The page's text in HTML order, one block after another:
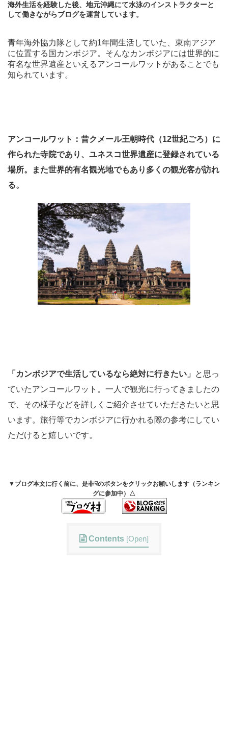
海外生活を経験した後、地元沖縄にて水泳のインストラクターと
して働きながらブログを運営しています。
青年海外協力隊として約1年間生活していた、東南アジア
に位置する国カンボジア。そんなカンボジアには世界的に
有名な世界遺産といえるアンコールワットがあることでも
知られています。
アンコールワット： 昔クメール王朝時代（12世紀ごろ）に
作られた寺院であり、ユネスコ世界遺産に登録されている
場所。また世界的有名観光地でもあり多くの観光客が訪れ
る。
「カンボジアで生活しているなら絶対に行きたい」
と思っ
ていたアンコールワット。一人で観光に行ってきましたの
で、その様子などを詳しくご紹介させていただきたいと思
います。旅行等でカンボジアに行かれる際の参考にしてい
ただけると嬉しいです。
▼ブログ本文に行く前に、是非☟のボタンをクリックお願いします（ランキン
グに参加中）△
Contents [Open]